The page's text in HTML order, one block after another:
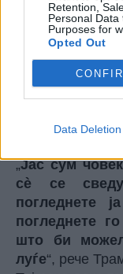
Retention,
Personal
Purposes for
Opted Out
Data Deletion
договор од
дека
Б“ надвор од
процес за
Газа ќе биде
„Јас сум
сè се
погледнете
погледнете
што би
луѓе“, рече